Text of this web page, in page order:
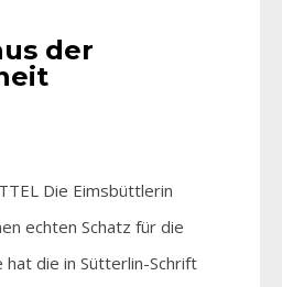
der
Die Eimsbüttlerin
echten Schatz für die
die in Sütterlin-Schrift